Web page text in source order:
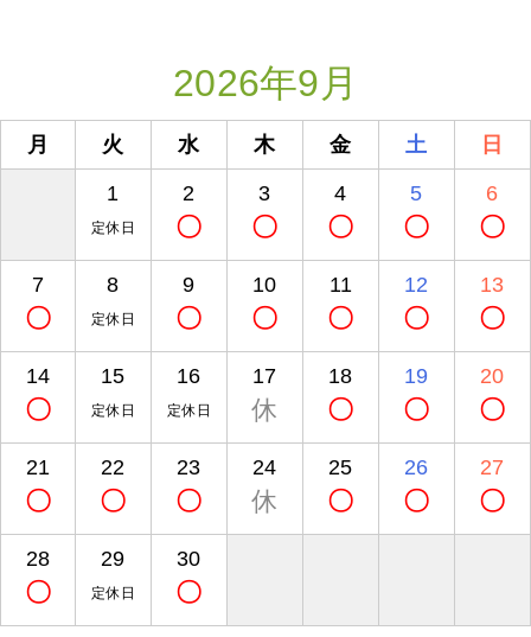
2026年9月
月 火 水 木 金 土 日
1
定休日
2
〇
3
〇
4
〇
5
〇
6
〇
7
〇
8
定休日
9
〇
10
〇
11
〇
12
〇
13
〇
14
〇
15
定休日
16
定休日
17
休
18
〇
19
〇
20
〇
21
〇
22
〇
23
〇
24
休
25
〇
26
〇
27
〇
28
〇
29
定休日
30
〇